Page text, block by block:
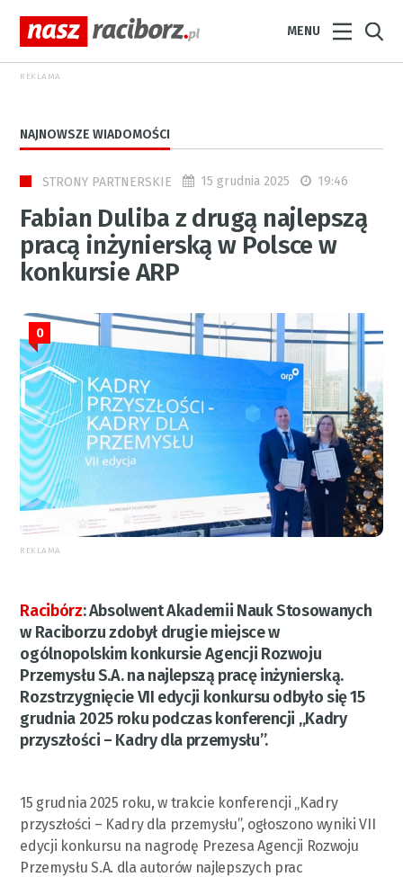
MENU
REKLAMA
NAJNOWSZE WIADOMOŚCI
STRONY PARTNERSKIE 15 grudnia 2025 19:46
Fabian Duliba z drugą najlepszą
pracą inżynierską w Polsce w
konkursie ARP
0
REKLAMA
Racibórz:Absolwent Akademii Nauk Stosowanych
w Raciborzu zdobył drugie miejsce w
ogólnopolskim konkursie Agencji Rozwoju
Przemysłu S.A. na najlepszą pracę inżynierską.
Rozstrzygnięcie VII edycji konkursu odbyło się 15
grudnia 2025 roku podczas konferencji „Kadry
przyszłości – Kadry dla przemysłu”.
15 grudnia 2025 roku, w trakcie konferencji „Kadry
przyszłości – Kadry dla przemysłu”, ogłoszono wyniki VII
edycji konkursu na nagrodę Prezesa Agencji Rozwoju
Przemysłu S.A. dla autorów najlepszych prac